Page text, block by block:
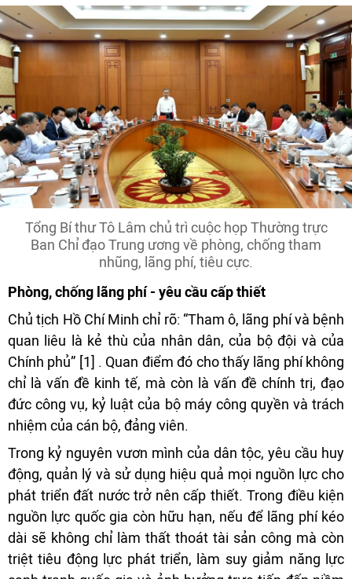
Tổng Bí thư Tô Lâm chủ trì cuộc họp Thường trực
Ban Chỉ đạo Trung ương về phòng, chống tham
nhũng, lãng phí, tiêu cực.
Phòng, chống lãng phí - yêu cầu cấp thiết
Chủ tịch Hồ Chí Minh chỉ rõ: “Tham ô, lãng phí và bệnh
quan liêu là kẻ thù của nhân dân, của bộ đội và của
Chính phủ” [1] . Quan điểm đó cho thấy lãng phí không
chỉ là vấn đề kinh tế, mà còn là vấn đề chính trị, đạo
đức công vụ, kỷ luật của bộ máy công quyền và trách
nhiệm của cán bộ, đảng viên.
Trong kỷ nguyên vươn mình của dân tộc, yêu cầu huy
động, quản lý và sử dụng hiệu quả mọi nguồn lực cho
phát triển đất nước trở nên cấp thiết. Trong điều kiện
nguồn lực quốc gia còn hữu hạn, nếu để lãng phí kéo
dài sẽ không chỉ làm thất thoát tài sản công mà còn
triệt tiêu động lực phát triển, làm suy giảm năng lực